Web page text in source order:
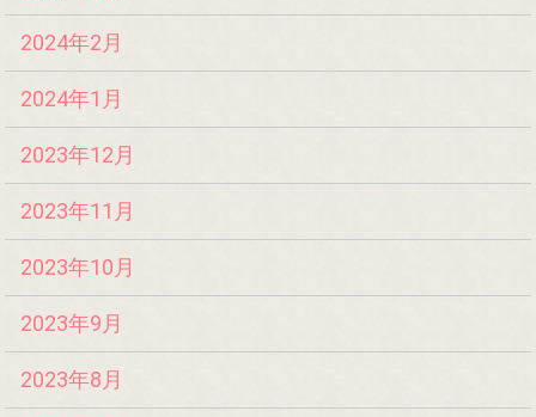
2024年2月
2024年1月
2023年12月
2023年11月
2023年10月
2023年9月
2023年8月